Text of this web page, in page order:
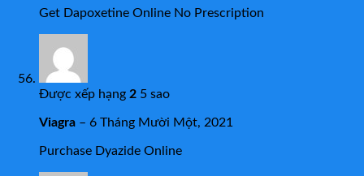
Get Dapoxetine Online No Prescription
Được xếp hạng 2 5 sao
Viagra – 6 Tháng Mười Một, 2021
Purchase Dyazide Online